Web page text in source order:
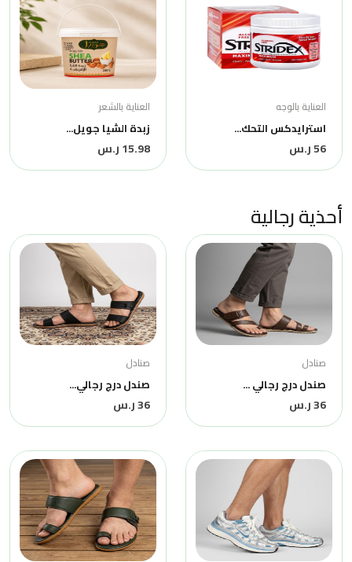
العناية بالوجه
استرايدكس التحك...
56 ر.س
العناية بالشعر
زبدة الشيا جويل...
15.98 ر.س
أحذية رجالية
صنادل
صندل درج رجالي ...
36 ر.س
صنادل
صندل درج رجالي...
36 ر.س